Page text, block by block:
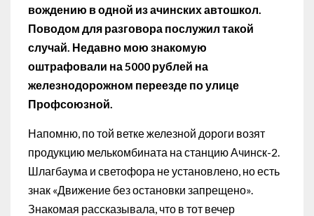
вождению в одной из ачинских автошкол.
Поводом для разговора послужил такой
случай. Недавно мою знакомую
оштрафовали на 5000 рублей на
железнодорожном переезде по улице
Профсоюзной.
Напомню, по той ветке железной дороги возят
продукцию мелькомбината на станцию Ачинск-2.
Шлагбаума и светофора не установлено, но есть
знак «Движение без остановки запрещено».
Знакомая рассказывала, что в тот вечер